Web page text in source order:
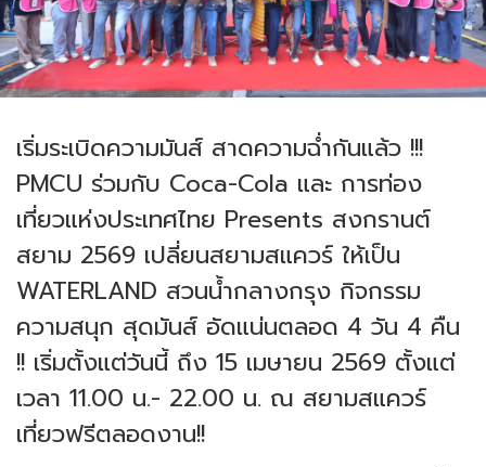
เริ่มระเบิดความมันส์ สาดความฉ่ำกันแล้ว !!!
PMCU ร่วมกับ Coca-Cola และ การท่อง
เที่ยวแห่งประเทศไทย Presents สงกรานต์
สยาม 2569 เปลี่ยนสยามสแควร์ ให้เป็น
WATERLAND สวนน้ำกลางกรุง กิจกรรม
ความสนุก สุดมันส์ อัดแน่นตลอด 4 วัน 4 คืน
!! เริ่มตั้งแต่วันนี้ ถึง 15 เมษายน 2569 ตั้งแต่
เวลา 11.00 น.- 22.00 น. ณ สยามสแควร์
เที่ยวฟรีตลอดงาน!!